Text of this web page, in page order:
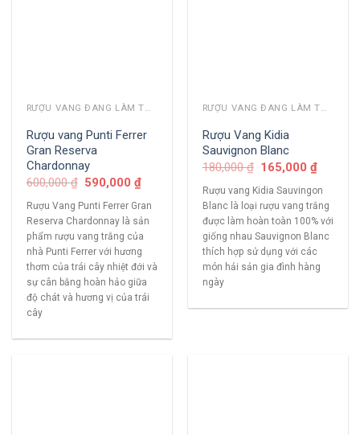
RƯỢU VANG ĐANG LÀM THỊ TRƯỜNG
Rượu vang Punti Ferrer
Gran Reserva
Chardonnay
600,000₫ 590,000₫
Rượu Vang Punti Ferrer Gran
Reserva Chardonnay là sản
phẩm rượu vang trắng của
nhà Punti Ferrer với hương
thơm của trái cây nhiệt đới và
sự cân bằng hoàn hảo giữa
độ chát và hương vị của trái
cây
RƯỢU VANG ĐANG LÀM THỊ TRƯỜNG
Rượu Vang Kidia
Sauvignon Blanc
180,000₫ 165,000₫
Rượu vang Kidia Sauvingon
Blanc là loại rượu vang trắng
được làm hoàn toàn 100% với
giống nhau Sauvignon Blanc
thích hợp sử dụng với các
món hải sản gia đình hàng
ngày